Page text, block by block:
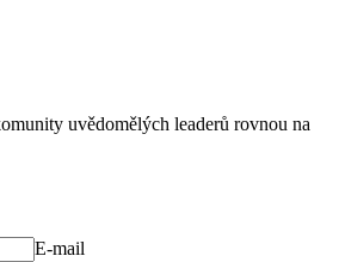
uvědomělých leaderů rovnou na
E-mail